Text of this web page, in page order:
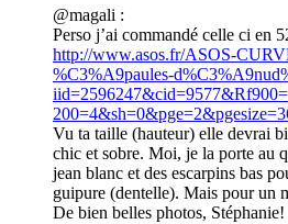
@magali :
Perso j’ai commandé celle ci en
http://www.asos.fr/ASOS-
%C3%A9paules-
Vu ta taille (hauteur) elle devrai
chic et sobre. Moi, je la porte au
jean blanc et des escarpins bas
guipure (dentelle). Mais pour un
De bien belles photos, Stéphanie!